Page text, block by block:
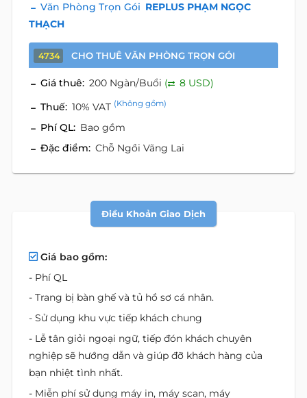
Văn Phòng Trọn Gói REPLUS PHẠM NGỌC
THẠCH
4734 CHO THUÊ VĂN PHÒNG TRỌN GÓI
Giá thuê: 200 Ngàn/Buổi (
8 USD)
Thuế: 10% VAT (Không gồm)
Phí QL: Bao gồm
Đặc điểm: Chỗ Ngồi Vãng Lai
Điều Khoản Giao Dịch
Giá bao gồm:
- Phí QL
- Trang bị bàn ghế và tủ hồ sơ cá nhân.
- Sử dụng khu vực tiếp khách chung
- Lễ tân giỏi ngoại ngữ, tiếp đón khách chuyên
nghiệp sẽ hướng dẫn và giúp đỡ khách hàng của
bạn nhiệt tình nhất.
- Miễn phí sử dụng máy in, máy scan, máy